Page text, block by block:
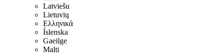
Latviešu
Lietuvių
Ελληνικά
Íslenska
Gaeilge
Malti